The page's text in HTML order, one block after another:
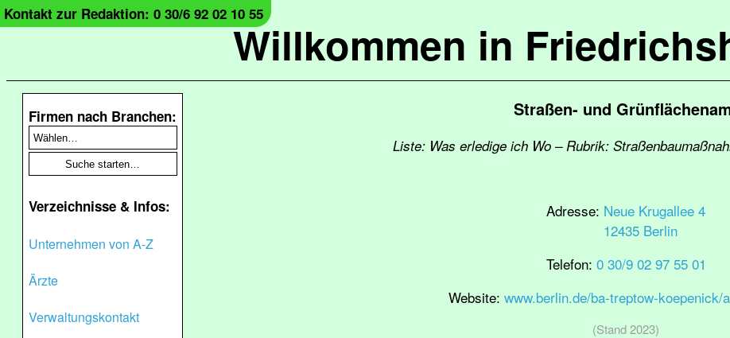
Willkommen in
Kontakt zur Redaktion: 0 30/6 92 02 10 55
Firmen nach Branchen:
Verzeichnisse & Infos:
Unternehmen von A-Z
Ärzte
Verwaltungskontakt
Straßen- und
Liste: Was erledige ich Wo – Rubrik:
Adresse: Neue Krugallee 4
12435 Berlin
Telefon: 0 30/9 02 97 55 01
Website: www.berlin.de/ba-treptow-koepenick/
(Stand 2023)